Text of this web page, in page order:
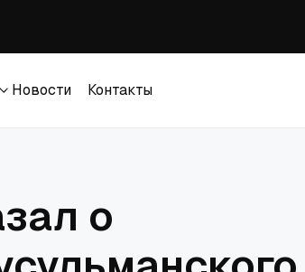
против церкви в Южной Каролине
их из процесса изменения закона о призыве
Новости
Контакты
о